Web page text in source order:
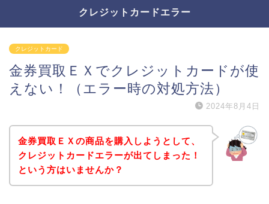
クレジットカードエラー
クレジットカード
金券買取ＥＸでクレジットカードが使
えない！（エラー時の対処方法）
2024年8月4日
金券買取ＥＸの商品を購入しようとして、
クレジットカードエラーが出てしまった！
という方はいませんか？